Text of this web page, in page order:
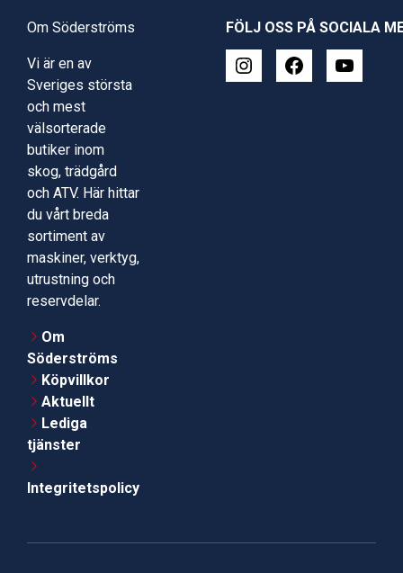
Om Söderströms
Vi är en av
Sveriges största
och mest
välsorterade
butiker inom
skog, trädgård
och ATV. Här hittar
du vårt breda
sortiment av
maskiner, verktyg,
utrustning och
reservdelar.
Om
Söderströms
Köpvillkor
Aktuellt
Lediga
tjänster
Integritetspolicy
FÖLJ OSS PÅ SOCIALA